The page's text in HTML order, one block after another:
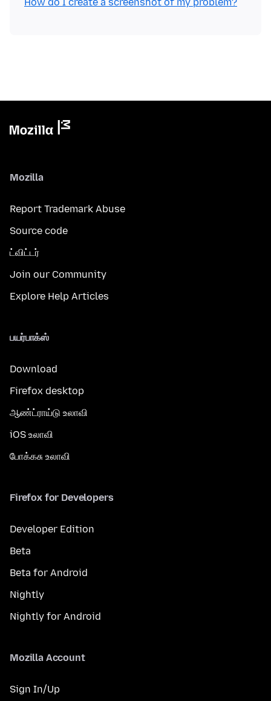
Mozilla
Report Trademark Abuse
Source code
ட்விட்டர்
Join our Community
Explore Help Articles
பயர்பாக்ஸ்
Download
Firefox desktop
ஆண்ட்ராய்டு உலாவி
iOS உலாவி
போக்கசு உலாவி
Firefox for Developers
Developer Edition
Beta
Beta for Android
Nightly
Nightly for Android
Mozilla Account
Sign In/Up